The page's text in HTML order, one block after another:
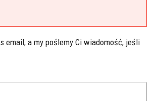
email, a my poślemy Ci wiadomość, jeśli